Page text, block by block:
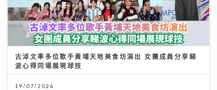
古淖文率多位歌手黃埔天地美食坊演出 女團成員分享睇
波心得同場展現球技
19/07/2026